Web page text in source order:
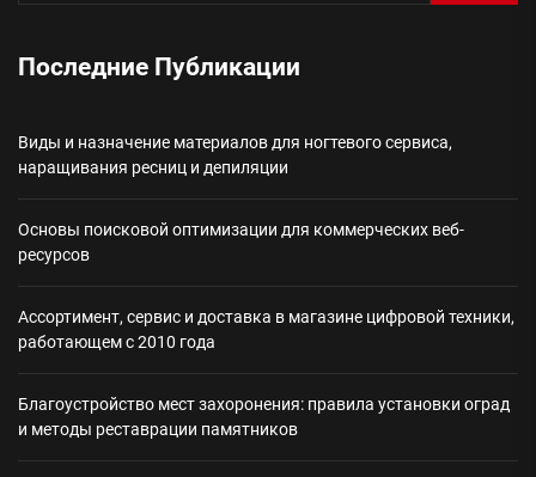
Последние Публикации
Виды и назначение материалов для ногтевого сервиса,
наращивания ресниц и депиляции
Основы поисковой оптимизации для коммерческих веб-
ресурсов
Ассортимент, сервис и доставка в магазине цифровой техники,
работающем с 2010 года
Благоустройство мест захоронения: правила установки оград
и методы реставрации памятников